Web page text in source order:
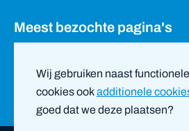
Wij gebruiken naast
cookies ookadditionele
goed dat we deze plaatsen?
Meest bezochte pagina's
Nieuws